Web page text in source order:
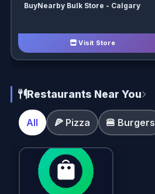
BuyNearby Bulk Store - Calgary
Visit Store
Restaurants Near You
All 🍕 Pizza 🍔 Burgers